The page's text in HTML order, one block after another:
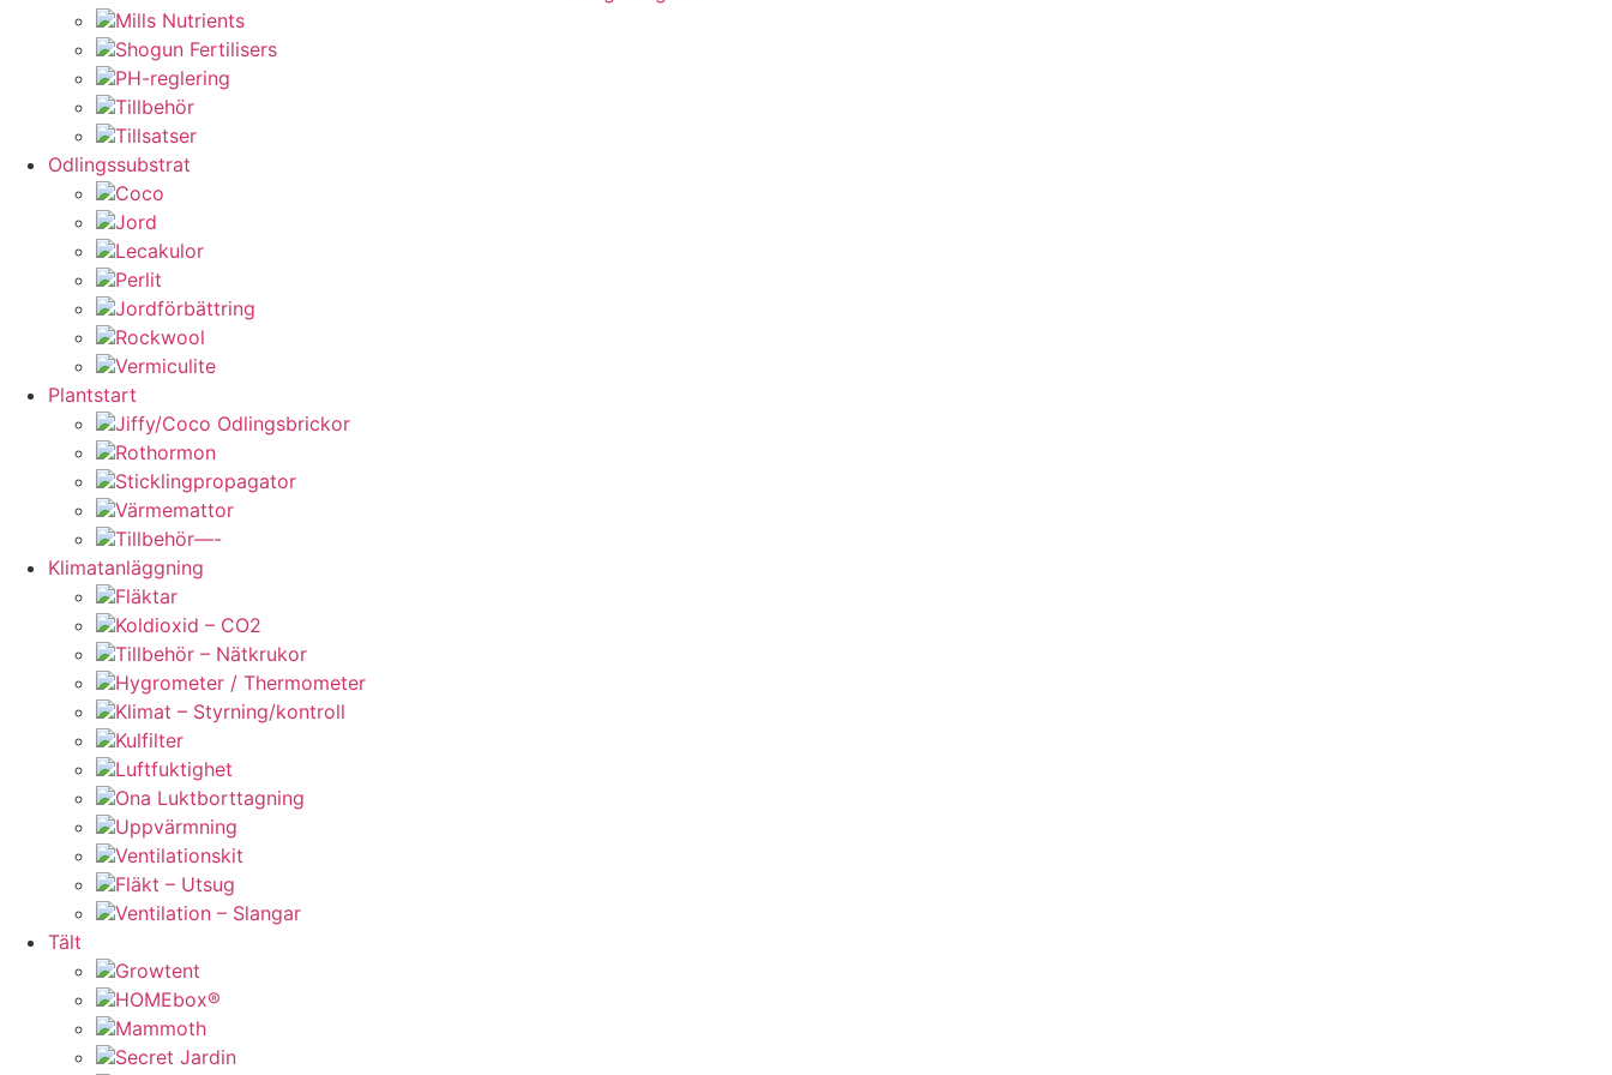
Mills Nutrients
Shogun Fertilisers
PH-reglering
Tillbehör
Tillsatser
Odlingssubstrat
Coco
Jord
Lecakulor
Perlit
Jordförbättring
Rockwool
Vermiculite
Plantstart
Jiffy/Coco Odlingsbrickor
Rothormon
Sticklingpropagator
Värmemattor
Tillbehör—-
Klimatanläggning
Fläktar
Koldioxid – CO2
Tillbehör – Nätkrukor
Hygrometer / Thermometer
Klimat – Styrning/kontroll
Kulfilter
Luftfuktighet
Ona Luktborttagning
Uppvärmning
Ventilationskit
Fläkt – Utsug
Ventilation – Slangar
Tält
Growtent
HOMEbox®
Mammoth
Secret Jardin